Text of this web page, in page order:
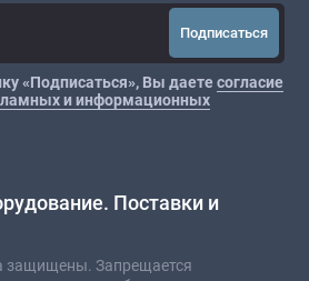
Подписаться
«Подписаться», Вы даетесогласие
и информационных
Поставки и
защищены. Запрещается